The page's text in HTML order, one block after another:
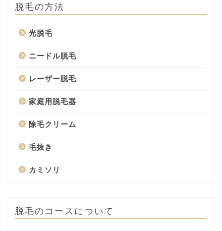
脱毛の方法
光脱毛
ニードル脱毛
レーザー脱毛
家庭用脱毛器
除毛クリーム
毛抜き
カミソリ
脱毛のコースについて